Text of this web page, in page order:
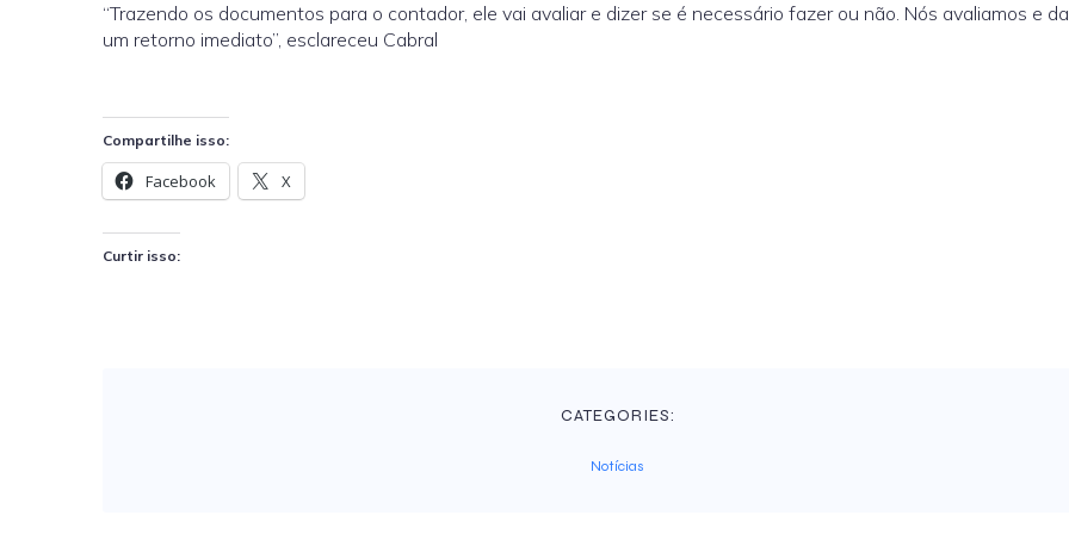
“Trazendo os documentos para o contador, ele vai avaliar e dizer se é necessário fazer ou não. Nós avaliamos e
um retorno imediato”, esclareceu Cabral
Compartilhe isso:
Facebook X
Curtir isso:
CATEGORIES:
Notícias